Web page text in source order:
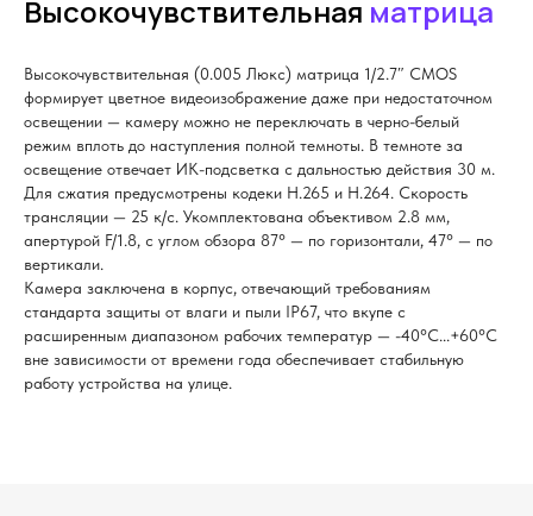
Высокочувствительная матрица
Высокочувствительная (0.005 Люкс) матрица 1/2.7″ CMOS
формирует цветное видеоизображение даже при недостаточном
освещении — камеру можно не переключать в черно-белый
режим вплоть до наступления полной темноты. В темноте за
освещение отвечает ИК-подсветка с дальностью действия 30 м.
Для сжатия предусмотрены кодеки H.265 и H.264. Скорость
трансляции — 25 к/с. Укомплектована объективом 2.8 мм,
апертурой F/1.8, с углом обзора 87° — по горизонтали, 47° — по
вертикали.
Камера заключена в корпус, отвечающий требованиям
стандарта защиты от влаги и пыли IP67, что вкупе с
расширенным диапазоном рабочих температур — -40°С...+60°С
вне зависимости от времени года обеспечивает стабильную
работу устройства на улице.